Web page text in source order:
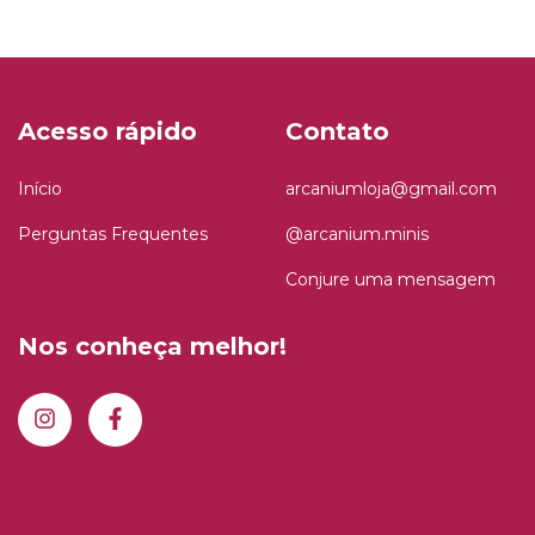
Acesso rápido
Início
Perguntas Frequentes
Contato
arcaniumloja@gmail.com
@arcanium.minis
Conjure uma mensagem
Nos conheça melhor!